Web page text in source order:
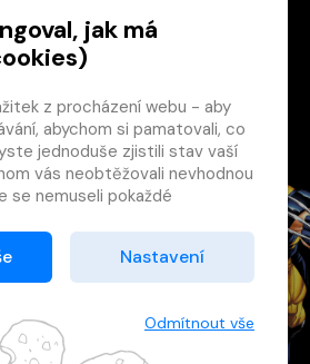
×
Máte u nás již
registrovaný
účet?
Registrací získáte slevu
na zboží ve výši 15 %
Registrovat
Zásady cookies
jak má
z procházení webu - aby
abychom si pamatovali, co
jednoduše zjistili stav vaší
vás neobtěžovali nevhodnou
se nemuseli pokaždé
souhlas se
cookies
ho dáte a pomůžete nám tak
Nastavení
Odmítnout vše